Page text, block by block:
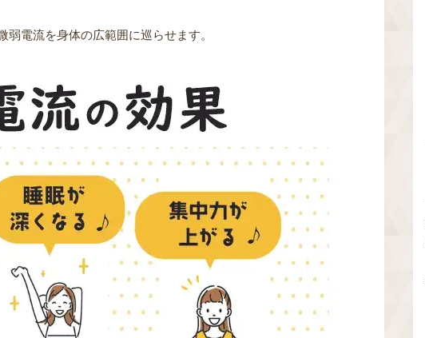
電流を身体の広範囲に巡らせます。